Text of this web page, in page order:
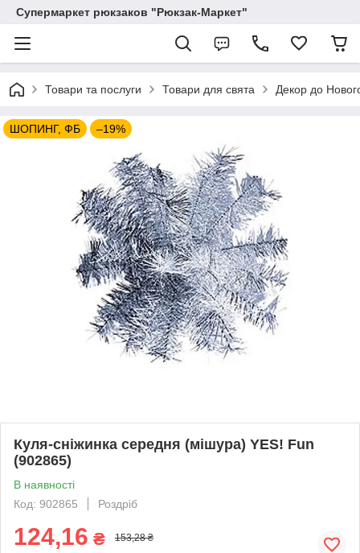
Супермаркет рюкзаков "Рюкзак-Маркет"
Товари та послуги Товари для свята Декор до
ШОПИНГ, ФБ –19%
Куля-сніжинка середня (мішура) YES! Fun
(902865)
В наявності
Код: 902865
Роздріб
124,16 ₴ 153,28 ₴